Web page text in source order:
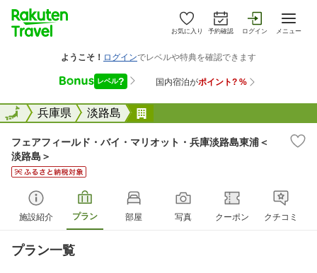
お気に入り 予約確認 ログイン メニュー
全国兵庫県 淡路島
全国
フェアフィールド・バイ・マリオット・兵庫淡路島東浦＜
淡路島＞
施設紹介 プラン 部屋 写真 クーポン クチコミ
プラン一覧